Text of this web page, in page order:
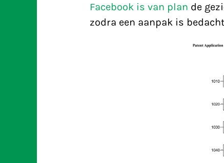
Facebook is van plan de
zodra een aanpak is